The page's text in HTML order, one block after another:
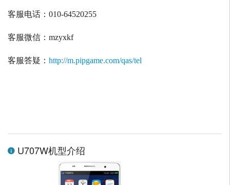
客服电话： 010-64520255
客服微信： mzyxkf
客服答疑： http://m.pipgame.com/qas/tel
U707W机型介绍